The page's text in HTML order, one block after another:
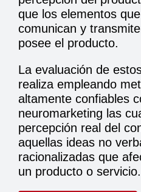
que los elementos
comunican y
posee el producto.
La evaluación de
realiza empleando
altamente confiables
neuromarketing las
percepción real del
aquellas ideas no
racionalizadas que
un producto o servicio.